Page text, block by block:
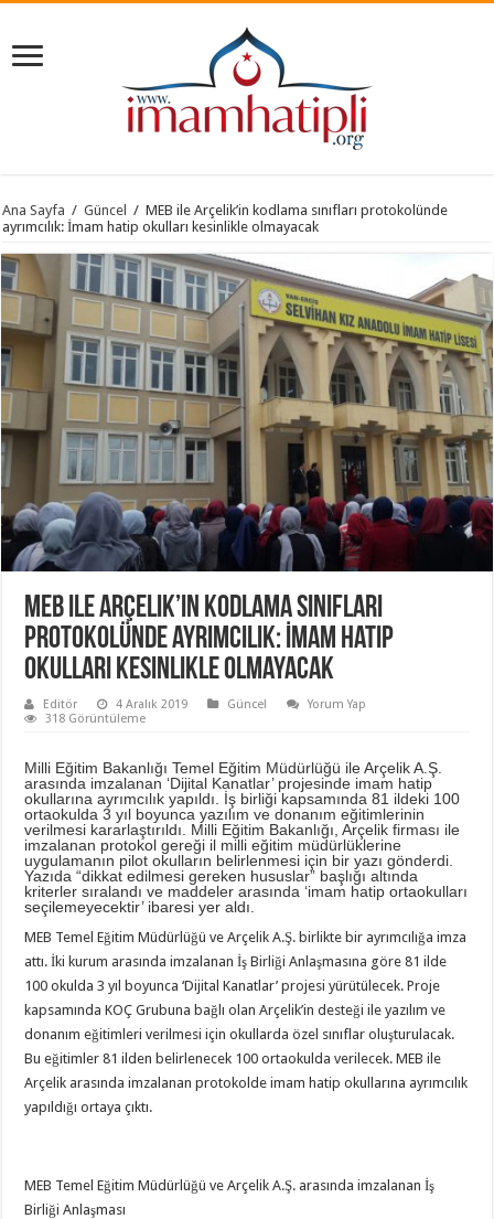
Ana Sayfa / Güncel / MEB ile Arçelik’in kodlama sınıfları protokolünde
ayrımcılık: İmam hatip okulları kesinlikle olmayacak
MEB ile Arçelik’in kodlama sınıfları
protokolünde ayrımcılık: İmam hatip
okulları kesinlikle olmayacak
Editör 4 Aralık 2019 Güncel
Yorum Yap
318 Görüntüleme
Milli Eğitim Bakanlığı Temel Eğitim Müdürlüğü ile Arçelik A.Ş.
arasında imzalanan ‘Dijital Kanatlar’ projesinde imam hatip
okullarına ayrımcılık yapıldı. İş birliği kapsamında 81 ildeki 100
ortaokulda 3 yıl boyunca yazılım ve donanım eğitimlerinin
verilmesi kararlaştırıldı. Milli Eğitim Bakanlığı, Arçelik firması ile
imzalanan protokol gereği il milli eğitim müdürlüklerine
uygulamanın pilot okulların belirlenmesi için bir yazı gönderdi.
Yazıda “dikkat edilmesi gereken hususlar” başlığı altında
kriterler sıralandı ve maddeler arasında ‘imam hatip ortaokulları
seçilemeyecektir’ ibaresi yer aldı.
MEB Temel Eğitim Müdürlüğü ve Arçelik A.Ş. birlikte bir ayrımcılığa imza
attı. İki kurum arasında imzalanan İş Birliği Anlaşmasına göre 81 ilde
100 okulda 3 yıl boyunca ‘Dijital Kanatlar’ projesi yürütülecek. Proje
kapsamında KOÇ Grubuna bağlı olan Arçelik’in desteği ile yazılım ve
donanım eğitimleri verilmesi için okullarda özel sınıflar oluşturulacak.
Bu eğitimler 81 ilden belirlenecek 100 ortaokulda verilecek. MEB ile
Arçelik arasında imzalanan protokolde imam hatip okullarına ayrımcılık
yapıldığı ortaya çıktı.
MEB Temel Eğitim Müdürlüğü ve Arçelik A.Ş. arasında imzalanan İş
Birliği Anlaşması